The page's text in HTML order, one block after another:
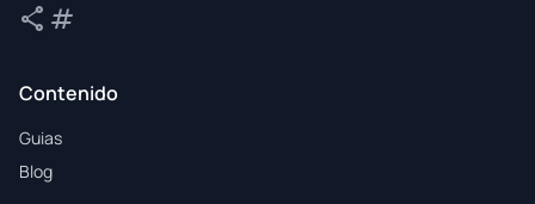
share Compartir
tag
Contenido
Guias
Blog